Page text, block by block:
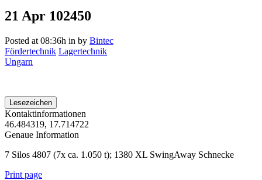
21 Apr 102450
Posted at 08:36h in by Bintec
Fördertechnik Lagertechnik
Ungarn
Lesezeichen
Kontaktinformationen
46.484319, 17.714722
Genaue Information
7 Silos 4807 (7x ca. 1.050 t); 1380 XL SwingAway Schnecke
Print page